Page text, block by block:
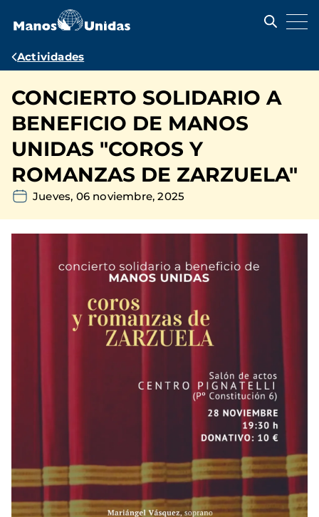
contenido
Ruta
navegación
Actividades
CONCIERTO SOLIDARIO A
BENEFICIO DE MANOS
UNIDAS "COROS Y
ROMANZAS DE ZARZUELA"
Jueves, 06 noviembre, 2025